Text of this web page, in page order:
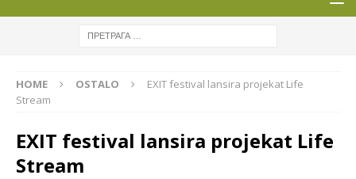
HOME OSTALO
EXIT festival lansira projekat Life
Stream
EXIT festival lansira projekat Life
Stream